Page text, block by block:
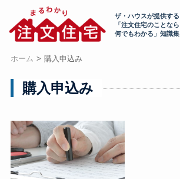
ザ・ハウスが提供する
「注文住宅のことなら
何でもわかる」知識集
ホーム 購入申込み
購入申込み